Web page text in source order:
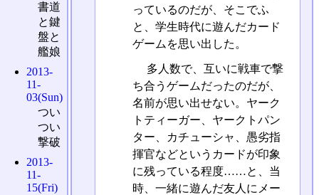
っているのだが、そこでふ
と、学生時代に遊んだカード
ゲームを思い出した。
多人数で、互いに戦車で撃
ち合うゲームだったのだが、
名前が思い出せない。ヤーク
トティーガー、ヤークトパン
ター、カチューシャ、愚劣指
揮官などというカードが印象
に残っている程度……と、当
時、一緒に遊んだ友人にメー
書道
と鍵
盤と
艦娘
2013-
11-
03(Sun)
つい
つい
撃破
2013-
11-
15(Fri)